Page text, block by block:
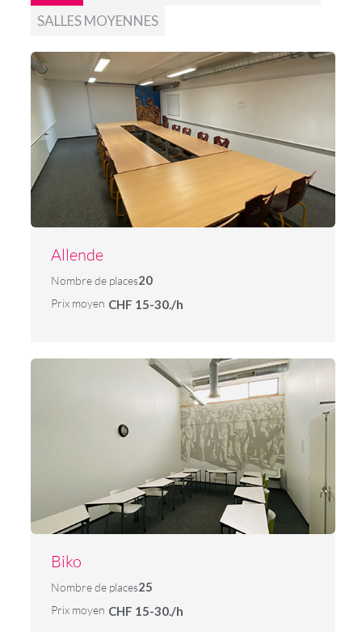
SALLES MOYENNES
Allende
Nombre de places20
Prix moyen CHF 15-30./h
Biko
Nombre de places25
Prix moyen CHF 15-30./h